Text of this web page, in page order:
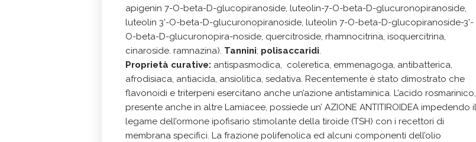
apigenin 7-O-beta-D-glucopiranoside, luteolin-7-O-beta-D-glucuronopiranoside,
luteolin 3’-O-beta-D-glucuronopiranoside, luteolin 7-O-beta-D-glucopiranoside-3’-
O-beta-D-glucuronopira-noside, quercitroside, rhamnocitrina, isoquercitrina,
cinaroside. ramnazina). Tannini; polisaccaridi
Proprietà curative: antispasmodica, coleretica, emmenagoga, antibatterica,
afrodisiaca, antiacida, ansiolitica, sedativa. Recentemente è stato dimostrato che
flavonoidi e triterpeni esercitano anche un’azione antistaminica. L’acido rosmarinico,
presente anche in altre Lamiacee, possiede un’ AZIONE ANTITIROIDEA impedendo il
legame dell’ormone ipofisario stimolante della tiroide (TSH) con i recettori di
membrana specifici. La frazione polifenolica ed alcuni componenti dell’olio